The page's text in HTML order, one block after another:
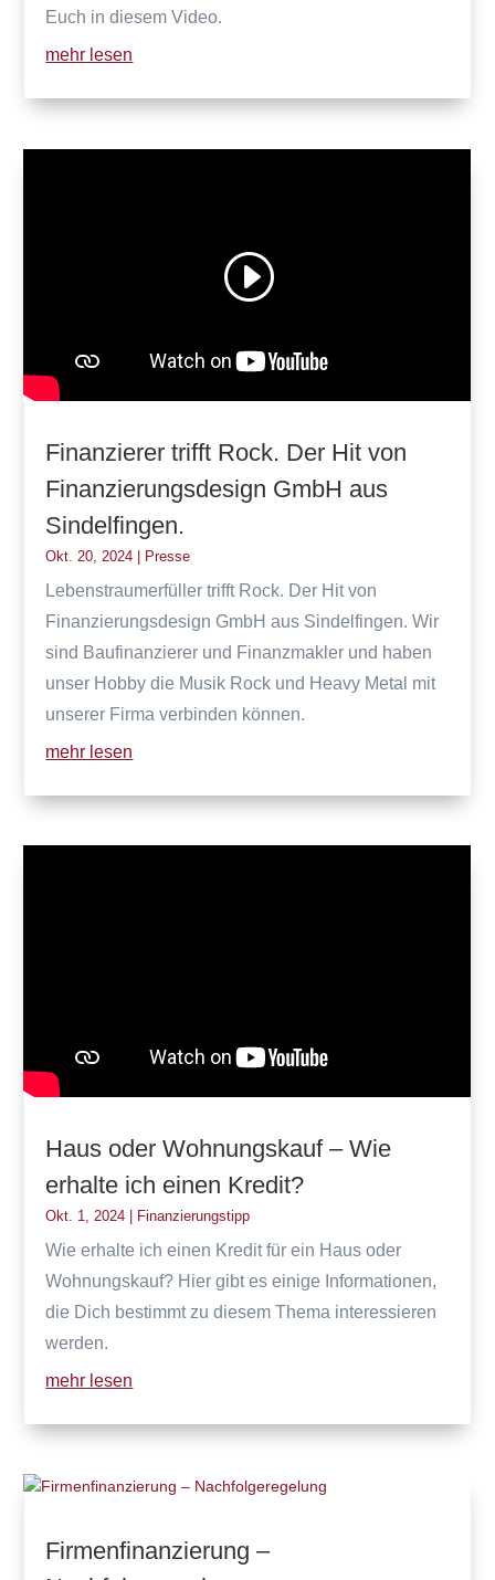
Euch in diesem Video.
mehr lesen
Finanzierer trifft Rock. Der Hit von
Finanzierungsdesign GmbH aus
Sindelfingen.
Okt. 20, 2024 | Presse
Lebenstraumerfüller trifft Rock. Der Hit von
Finanzierungsdesign GmbH aus Sindelfingen. Wir
sind Baufinanzierer und Finanzmakler und haben
unser Hobby die Musik Rock und Heavy Metal mit
unserer Firma verbinden können.
mehr lesen
Haus oder Wohnungskauf – Wie
erhalte ich einen Kredit?
Okt. 1, 2024 Finanzierungstipp
Wie erhalte ich einen Kredit für ein Haus oder
Wohnungskauf? Hier gibt es einige Informationen,
die Dich bestimmt zu diesem Thema interessieren
werden.
mehr lesen
Firmenfinanzierung –